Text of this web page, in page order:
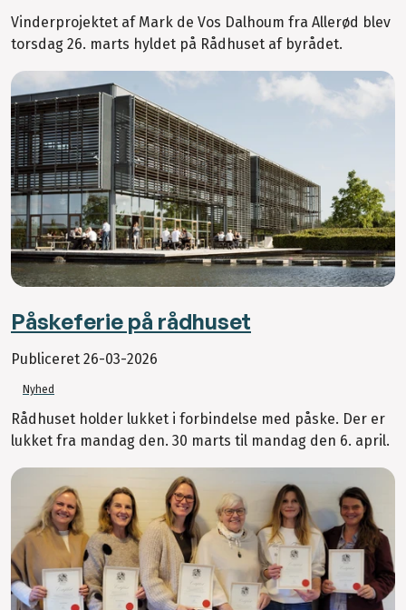
Vinderprojektet af Mark de Vos Dalhoum fra Allerød blev
torsdag 26. marts hyldet på Rådhuset af byrådet.
Påskeferie på rådhuset
Publiceret 26-03-2026
Nyhed
Rådhuset holder lukket i forbindelse med påske. Der er
lukket fra mandag den. 30 marts til mandag den 6. april.